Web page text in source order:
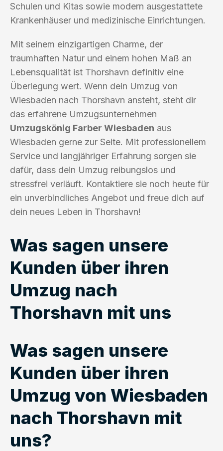
Schulen und Kitas sowie modern ausgestattete
Krankenhäuser und medizinische Einrichtungen.
Mit seinem einzigartigen Charme, der
traumhaften Natur und einem hohen Maß an
Lebensqualität ist Thorshavn definitiv eine
Überlegung wert. Wenn dein Umzug von
Wiesbaden nach Thorshavn ansteht, steht dir
das erfahrene Umzugsunternehmen
Umzugskönig Farber Wiesbaden aus
Wiesbaden gerne zur Seite. Mit professionellem
Service und langjähriger Erfahrung sorgen sie
dafür, dass dein Umzug reibungslos und
stressfrei verläuft. Kontaktiere sie noch heute für
ein unverbindliches Angebot und freue dich auf
dein neues Leben in Thorshavn!
Was sagen unsere
Kunden über ihren
Umzug nach
Thorshavn mit uns
Was sagen unsere
Kunden über ihren
Umzug von Wiesbaden
nach Thorshavn mit
uns?